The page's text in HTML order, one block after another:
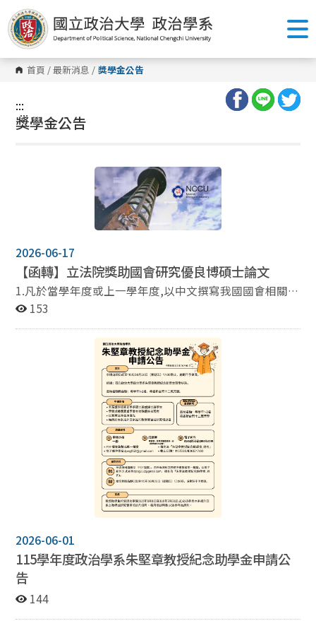
跳
到
主
要
內
容
區 首頁 /最新消息 / 獎學金公告
:::
:::
獎學金公告
2026-06-17
【函轉】立法院獎助國會研究優良博碩士論文
1.凡於當學年度或上一學年度,以中文撰寫我國國會相關議
題之博、碩士論文(如我國國會之制度、功能、地位、議
可之國內公私立大學院校研究所博、碩士學位者皆得申
請。 2.每年獎助名額以博士論文一名、碩士論文三名為原
則,本院得視預算、參與審查論文篇數及評審結果調整增
加或不足額。 3.博士論文之獎助金額每名新臺幣十萬元,
碩士論文之獎助金額每名新臺幣五萬元(以上均含稅)。 4.
每年六月於立法院全球資訊網公告,申請時間為每年七月
一日起至七月三十一日止,以郵戳為憑,逾期不予受理。 詳
153
2026-06-01
115學年度政治學系朱堅章教授紀念助學金申請公
告
144